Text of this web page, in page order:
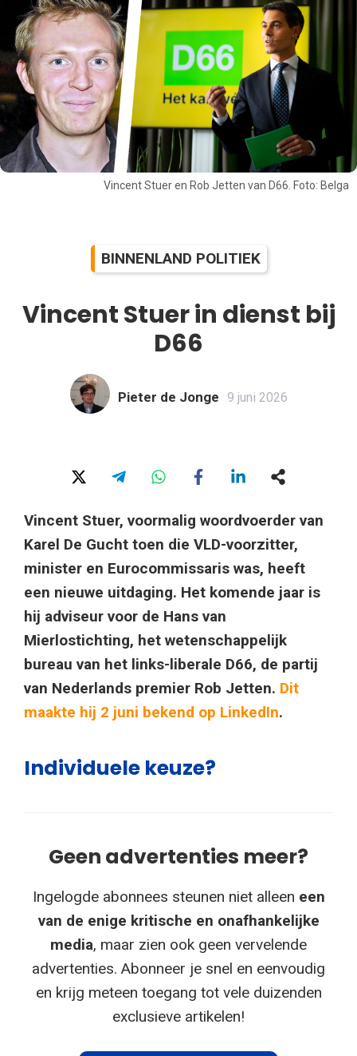
Vincent Stuer en Rob Jetten van D66. Foto: Belga
BINNENLAND POLITIEK
Vincent Stuer in dienst bij
D66
Pieter de Jonge 9 juni 2026
Vincent Stuer, voormalig woordvoerder van
Karel De Gucht toen die VLD-voorzitter,
minister en Eurocommissaris was, heeft
een nieuwe uitdaging. Het komende jaar is
hij adviseur voor de Hans van
Mierlostichting, het wetenschappelijk
bureau van het links-liberale D66, de partij
van Nederlands premier Rob Jetten. Dit
maakte hij 2 juni bekend op LinkedIn.
Individuele keuze?
Geen advertenties meer?
Ingelogde abonnees steunen niet alleen een
van de enige kritische en onafhankelijke
media, maar zien ook geen vervelende
advertenties. Abonneer je snel en eenvoudig
en krijg meteen toegang tot vele duizenden
exclusieve artikelen!